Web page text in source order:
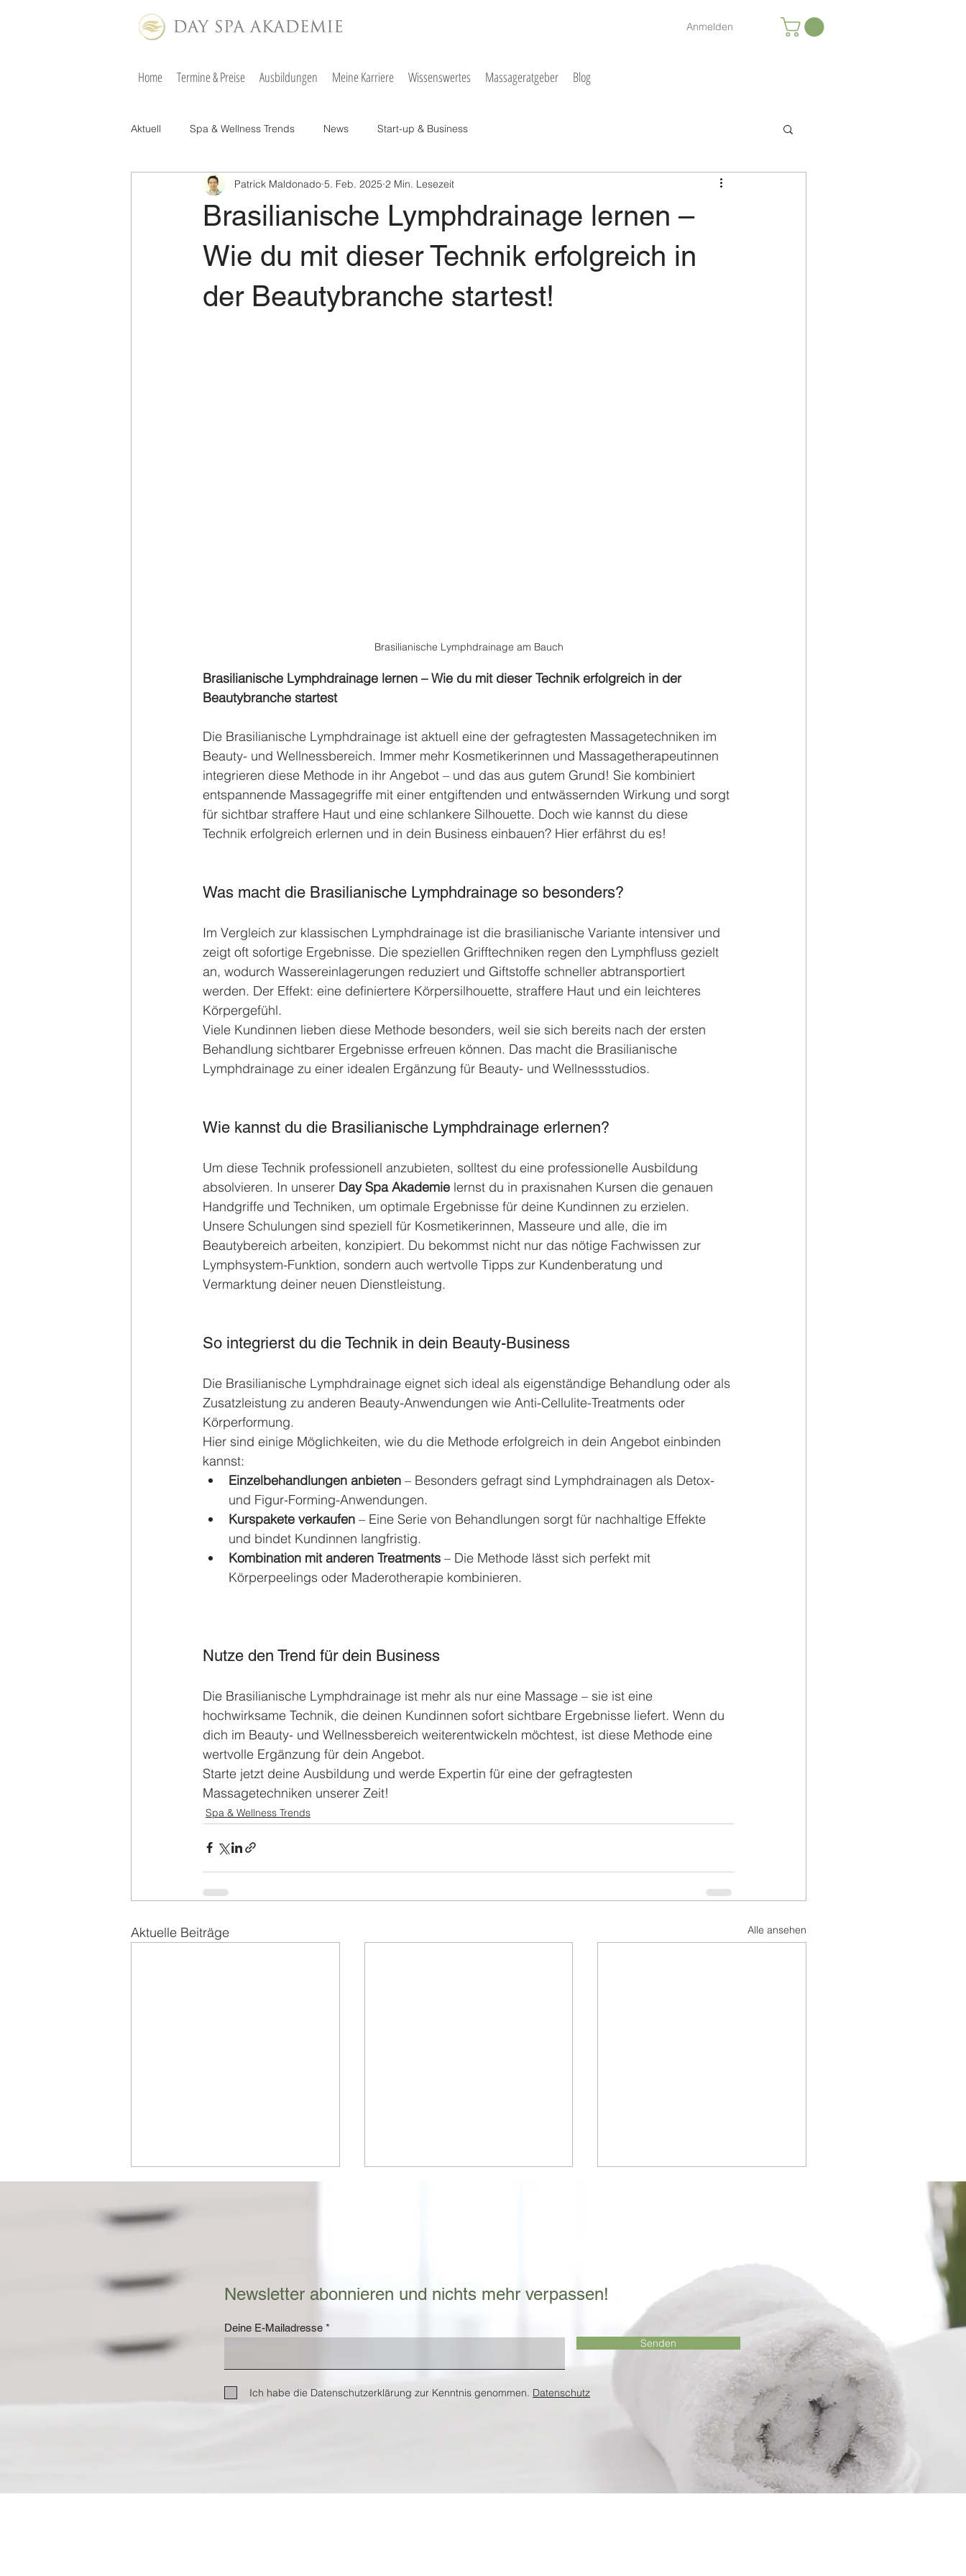
Anmelden
Home Termine & Preise Ausbildungen Meine Karriere Wissenswertes Massageratgeber Blog
Aktuell Spa & Wellness Trends News Start-up & Business
Brasilianische Lymphdrainage lernen –
Wie du mit dieser Technik erfolgreich in
der Beautybranche startest!
Patrick Maldonado 5. Feb. 2025 2 Min. Lesezeit
Brasilianische Lymphdrainage am Bauch
Brasilianische Lymphdrainage lernen – Wie du mit dieser Technik erfolgreich in der
Beautybranche startest
Die Brasilianische Lymphdrainage ist aktuell eine der gefragtesten Massagetechniken im
Beauty- und Wellnessbereich. Immer mehr Kosmetikerinnen und Massagetherapeutinnen
integrieren diese Methode in ihr Angebot – und das aus gutem Grund! Sie kombiniert
entspannende Massagegriffe mit einer entgiftenden und entwässernden Wirkung und sorgt
für sichtbar straffere Haut und eine schlankere Silhouette. Doch wie kannst du diese
Technik erfolgreich erlernen und in dein Business einbauen? Hier erfährst du es!
Was macht die Brasilianische Lymphdrainage so besonders?
Im Vergleich zur klassischen Lymphdrainage ist die brasilianische Variante intensiver und
zeigt oft sofortige Ergebnisse. Die speziellen Grifftechniken regen den Lymphfluss gezielt
an, wodurch Wassereinlagerungen reduziert und Giftstoffe schneller abtransportiert
werden. Der Effekt: eine definiertere Körpersilhouette, straffere Haut und ein leichteres
Körpergefühl.
Viele Kundinnen lieben diese Methode besonders, weil sie sich bereits nach der ersten
Behandlung sichtbarer Ergebnisse erfreuen können. Das macht die Brasilianische
Lymphdrainage zu einer idealen Ergänzung für Beauty- und Wellnessstudios.
Wie kannst du die Brasilianische Lymphdrainage erlernen?
Um diese Technik professionell anzubieten, solltest du eine professionelle Ausbildung
absolvieren. In unserer Day Spa Akademie lernst du in praxisnahen Kursen die genauen
Handgriffe und Techniken, um optimale Ergebnisse für deine Kundinnen zu erzielen.
Unsere Schulungen sind speziell für Kosmetikerinnen, Masseure und alle, die im
Beautybereich arbeiten, konzipiert. Du bekommst nicht nur das nötige Fachwissen zur
Lymphsystem-Funktion, sondern auch wertvolle Tipps zur Kundenberatung und
Vermarktung deiner neuen Dienstleistung.
So integrierst du die Technik in dein Beauty-Business
Die Brasilianische Lymphdrainage eignet sich ideal als eigenständige Behandlung oder als
Zusatzleistung zu anderen Beauty-Anwendungen wie Anti-Cellulite-Treatments oder
Körperformung.
Hier sind einige Möglichkeiten, wie du die Methode erfolgreich in dein Angebot einbinden
kannst:
Einzelbehandlungen anbieten – Besonders gefragt sind Lymphdrainagen als Detox-
und Figur-Forming-Anwendungen.
Kurspakete verkaufen – Eine Serie von Behandlungen sorgt für nachhaltige Effekte
und bindet Kundinnen langfristig.
Kombination mit anderen Treatments – Die Methode lässt sich perfekt mit
Körperpeelings oder Maderotherapie kombinieren.
Nutze den Trend für dein Business
Die Brasilianische Lymphdrainage ist mehr als nur eine Massage – sie ist eine
hochwirksame Technik, die deinen Kundinnen sofort sichtbare Ergebnisse liefert. Wenn du
dich im Beauty- und Wellnessbereich weiterentwickeln möchtest, ist diese Methode eine
wertvolle Ergänzung für dein Angebot.
Starte jetzt deine Ausbildung und werde Expertin für eine der gefragtesten
Massagetechniken unserer Zeit!
Spa & Wellness Trends
Aktuelle Beiträge Alle ansehen
- Ein Überblick über die
wichtigsten Entwicklungen
der Branche
Die Zukunft der Entspannung:
Massagetrends 2025
Die Top Wellness- und
Massagetrends für 2024
Newsletter abonnieren und nichts mehr verpassen!
Deine E-Mailadresse
Senden
Ich habe die Datenschutzerklärung zur Kenntnis genommen. Datenschutz